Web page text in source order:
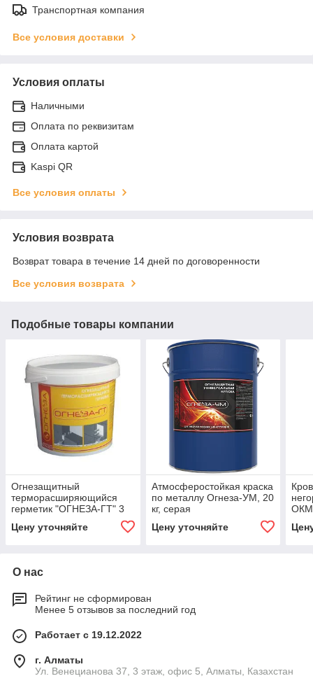
Транспортная компания
Все условия доставки
Условия оплаты
Наличными
Оплата по реквизитам
Оплата картой
Kaspi QR
Все условия оплаты
Условия возврата
Возврат товара в течение 14 дней по договоренности
Все условия возврата
Подобные товары компании
Огнезащитный
терморасширяющийся
герметик "ОГНЕЗА-ГТ" 3
Цену уточняйте
Атмосферостойкая краска
по металлу Огнеза-УМ, 20
кг, серая
Цену уточняйте
ОКМ
О нас
Рейтинг не сформирован
Менее 5 отзывов за последний год
Работает с 19.12.2022
г. Алматы
Ул. Венецианова 37, 3 этаж, офис 5, Алматы, Казахстан